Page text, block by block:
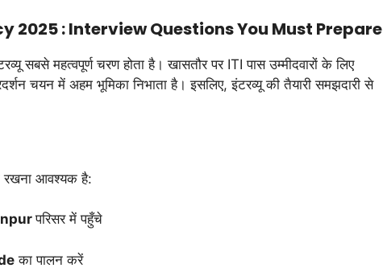
2025 : Interview Questions You Must Prepare
सबसे महत्वपूर्ण चरण होता है। खासतौर पर ITI पास उम्मीदवारों के लिए
चयन में अहम भूमिका निभाता है। इसलिए, इंटरव्यू की तैयारी समझदारी से
रखना आवश्यक है:
परिसर में पहुँचे
का पालन करें